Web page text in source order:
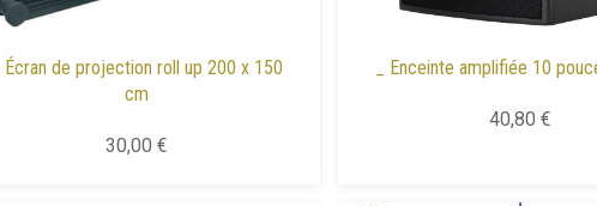
_ Écran de projection roll up 200 x 150
cm
30,00 €
_ Enceinte amplifiée 10
40,80 €